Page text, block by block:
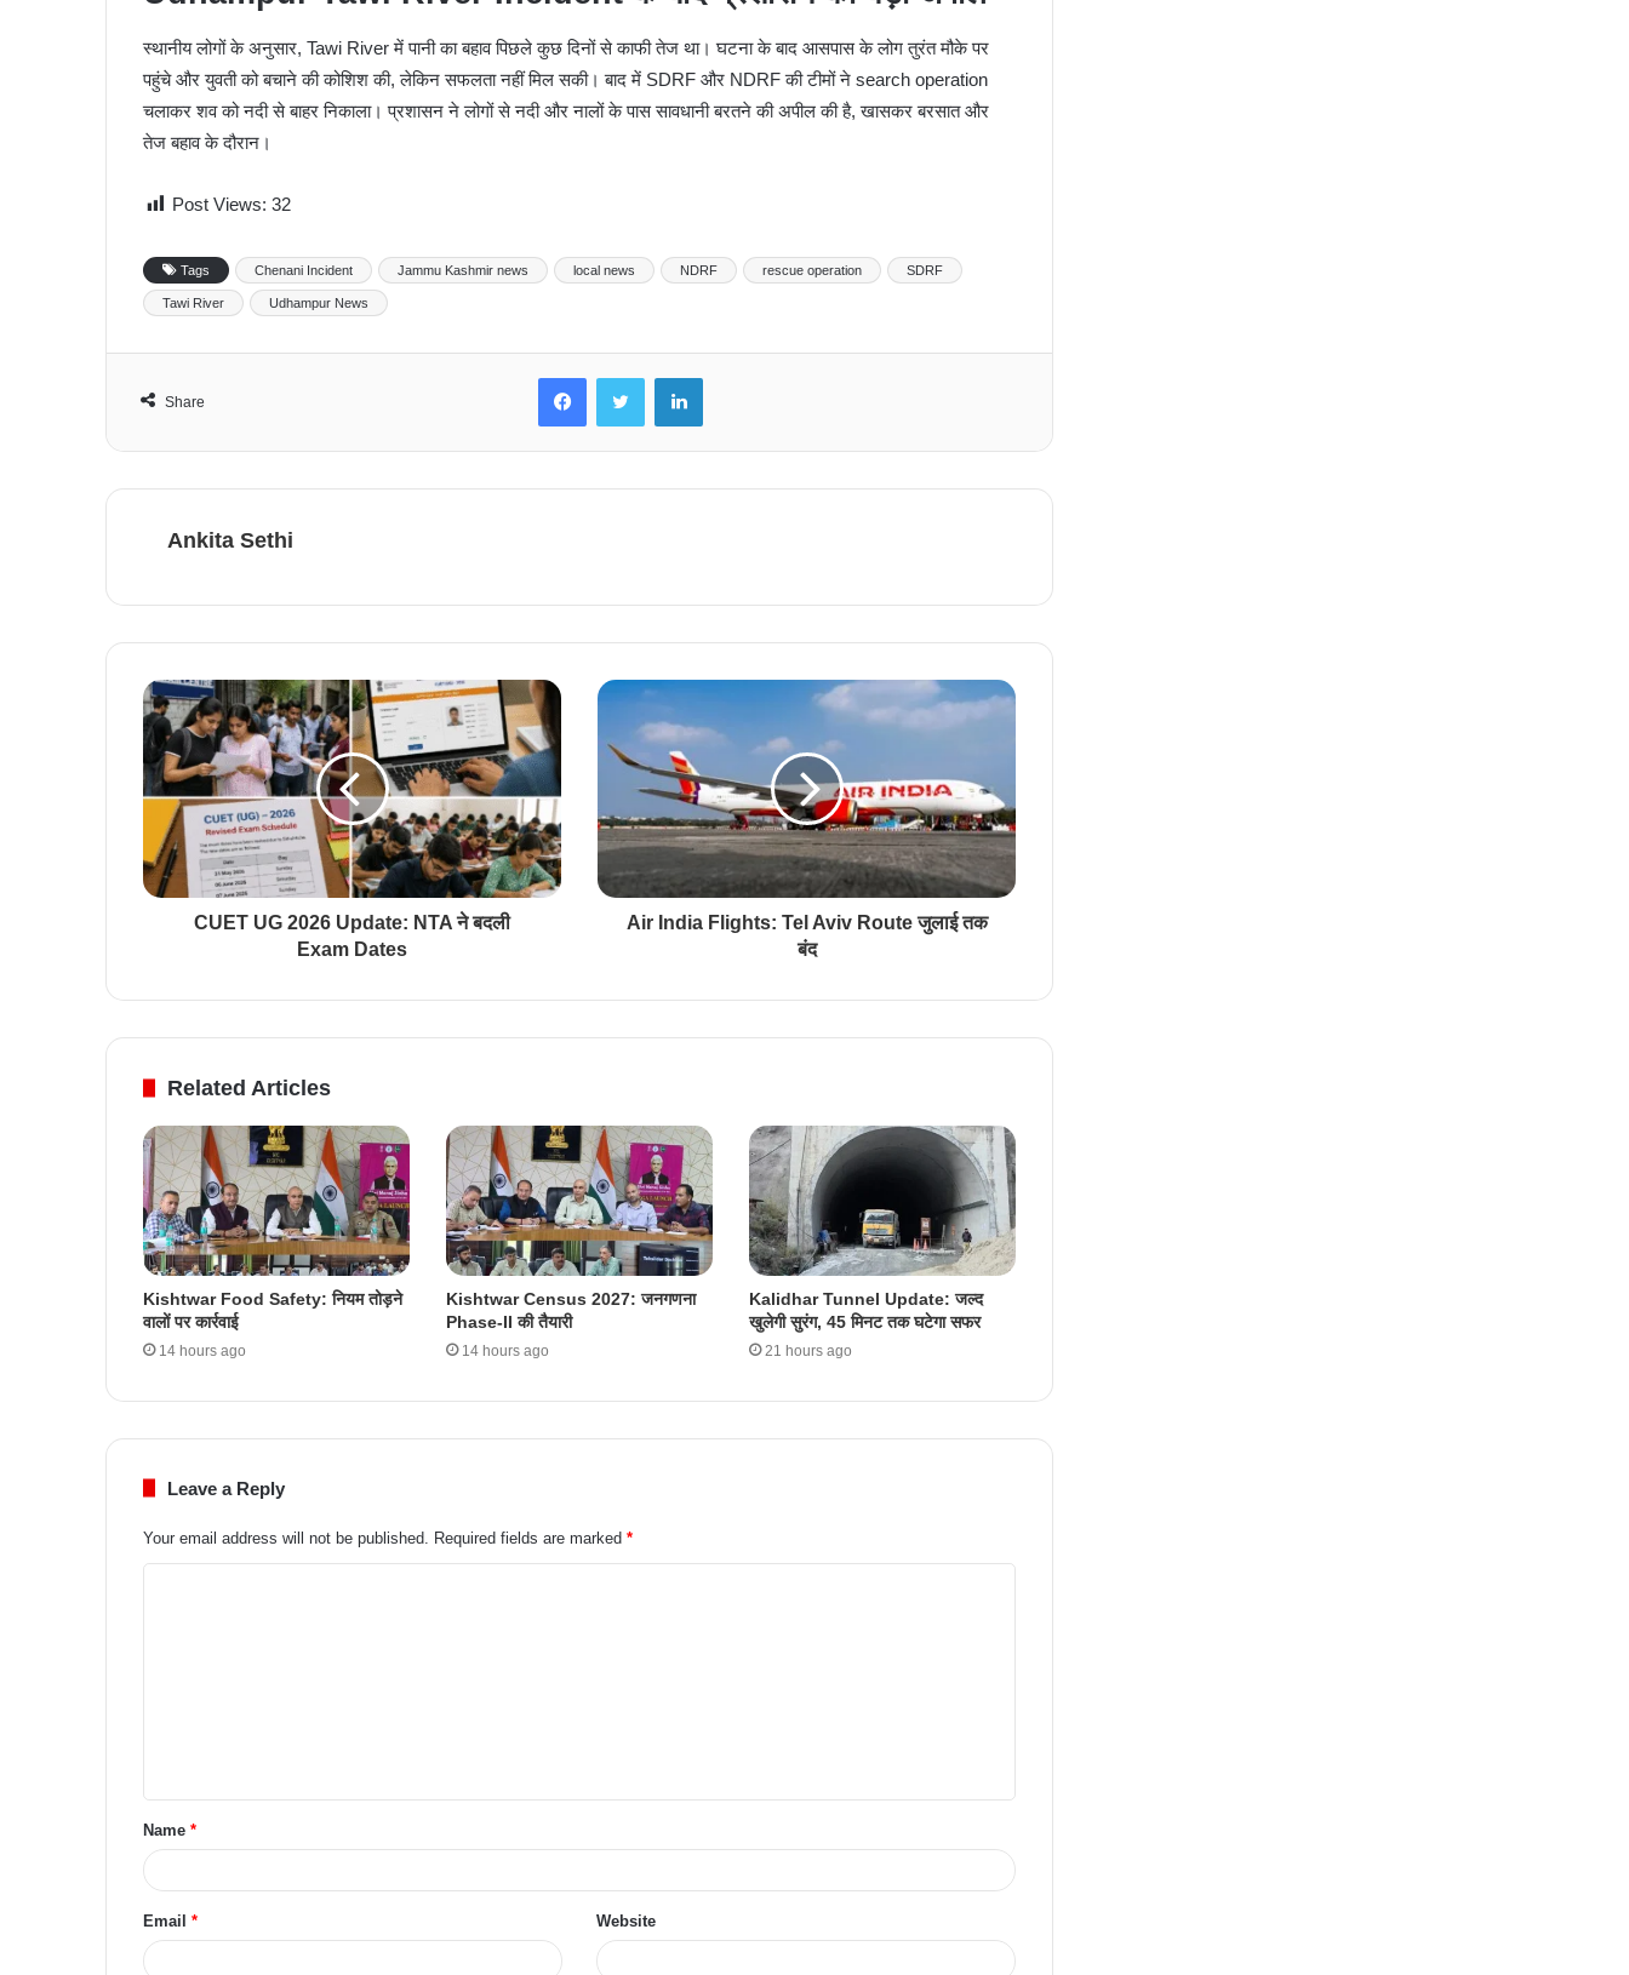
स्थानीय लोगों के अनुसार, Tawi River में पानी का बहाव पिछले कुछ दिनों से काफी तेज था। घटना के बाद आसपास के लोग तुरंत मौके पर
पहुंचे और युवती को बचाने की कोशिश की, लेकिन सफलता नहीं मिल सकी। बाद में SDRF और NDRF की टीमों ने search operation
चलाकर शव को नदी से बाहर निकाला। प्रशासन ने लोगों से नदी और नालों के पास सावधानी बरतने की अपील की है, खासकर बरसात और
तेज बहाव के दौरान।
Post Views: 32
Tags Chenani Incident Jammu Kashmir news local news NDRF rescue operation SDRF
Tawi River Udhampur News
Share
Ankita Sethi
CUET UG 2026 Update: NTA ने बदली
Exam Dates
Air India Flights: Tel Aviv Route जुलाई तक
बंद
Related Articles
Kishtwar Food Safety: नियम तोड़ने
वालों पर कार्रवाई
14 hours ago
Kishtwar Census 2027: जनगणना
Phase-II की तैयारी
14 hours ago
Kalidhar Tunnel Update: जल्द
खुलेगी सुरंग, 45 मिनट तक घटेगा सफर
21 hours ago
Leave a Reply
Your email address will not be published. Required fields are marked *
Name *
Email * Website